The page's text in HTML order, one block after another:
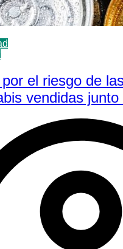
el riesgo de
vendidas